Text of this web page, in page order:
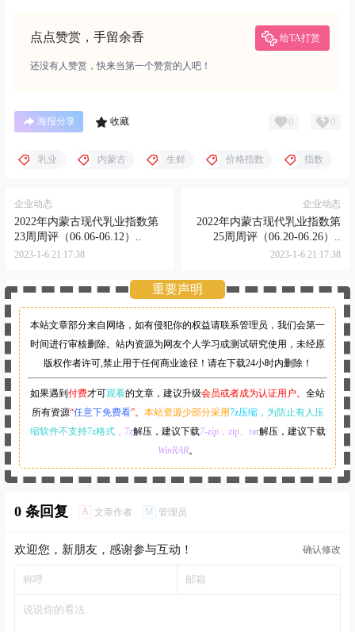
点点赞赏，手留余香 给TA打赏
还没有人赞赏，快来当第一个赞赏的人吧！
海报分享 收藏 0 0
乳业 内蒙古 生鲜 价格指数 指数
企业动态
2022年内蒙古现代乳业指数第
23周周评（06.06-06.12）..
2023-1-6 21:17:38
企业动态
2022年内蒙古现代乳业指数第
25周周评（06.20-06.26）..
2023-1-6 21:17:38
重要声明
本站文章部分来自网络，如有侵犯你的权益请联系管理员， 我们会第一
时间进行审核删除。站内资源为网友个人学习或测试研究使用，未经原
版权作者许可,禁止用于任何商业途径！请在下载24小时内删除！
如果遇到 付费才可观看的文章，建议升级会员或者成为认证用户。 全站
所有资源“任意下免费看”。 本站资源少部分采用7z压缩， 为防止有人压
缩软件不支持7z格式，7z解压，建议下载7-zip，zip、rar解压，建议下载
WinRAR。
0 条回复 A 文章作者 M 管理员
欢迎您，新朋友，感谢参与互动！ 确认修改